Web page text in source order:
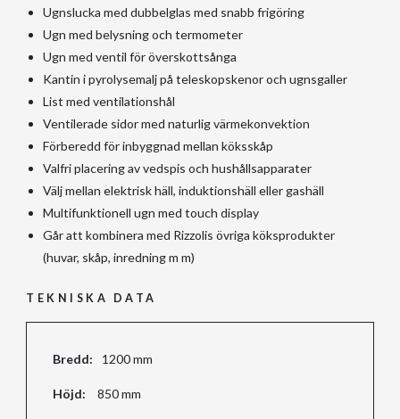
Ugnslucka med dubbelglas med snabb frigöring
Ugn med belysning och termometer
Ugn med ventil för överskottsånga
Kantin i pyrolysemalj på teleskopskenor och ugnsgaller
List med ventilationshål
Ventilerade sidor med naturlig värmekonvektion
Förberedd för inbyggnad mellan köksskåp
Valfri placering av vedspis och hushållsapparater
Välj mellan elektrisk häll, induktionshäll eller gashäll
Multifunktionell ugn med touch display
Går att kombinera med Rizzolis övriga köksprodukter
(huvar, skåp, inredning m m)
TEKNISKA DATA
Bredd: 1200 mm
Höjd: 850 mm